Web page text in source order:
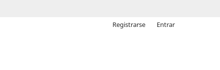
Registrarse Entrar